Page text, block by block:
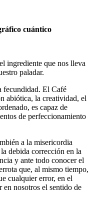
cuántico
ingrediente que nos lleva
paladar.
fecundidad. El Café
abiótica, la creatividad, el
es capaz de
de perfeccionamiento
a la misericordia
debida corrección en la
y ante todo conocer el
que, al mismo tiempo,
cualquier error, en el
en nosotros el sentido de